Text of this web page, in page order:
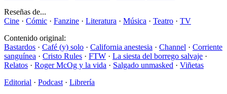
Reseñas de...
Cine · Cómic · Fanzine · Literatura · Música · Teatro · TV
Contenido original:
Bastardos · Café (y) solo · California anestesia · Channel · Corriente
sanguínea · Cristo Rules · FTW · La siesta del borrego salvaje ·
Relatos · Roger McOg y la vida · Salgado unmasked · Viñetas
Editorial · Podcast · Librería